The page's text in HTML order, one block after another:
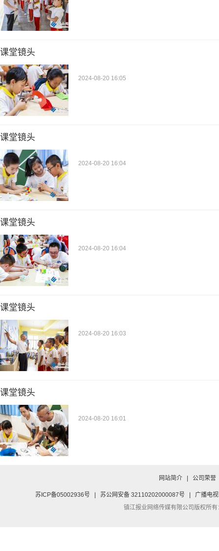
课堂镜头
2024-08-20 16:05
课堂镜头
2024-08-20 16:04
课堂镜头
2024-08-20 16:04
课堂镜头
2024-08-20 16:03
课堂镜头
2024-08-20 16:01
网站简介 公司荣誉
苏ICP备05002936号 苏公网安备 32110202000087号
广播电
镇江报业网络传媒有限公司版权所